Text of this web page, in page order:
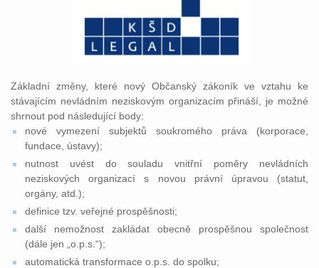
Základní změny, které nový Občanský zákoník ve vztahu ke
stávajícím nevládním neziskovým organizacím přináší, je možné
shrnout pod následující body:
nové vymezení subjektů soukromého práva (korporace,
fundace, ústavy);
nutnost uvést do souladu vnitřní poměry nevládních
neziskových organizací s novou právní úpravou (statut,
orgány, atd.);
definice tzv. veřejné prospěšnosti;
další nemožnost zakládat obecně prospěšnou společnost
(dále jen „o.p.s.“);
automatická transformace o.p.s. do spolku;